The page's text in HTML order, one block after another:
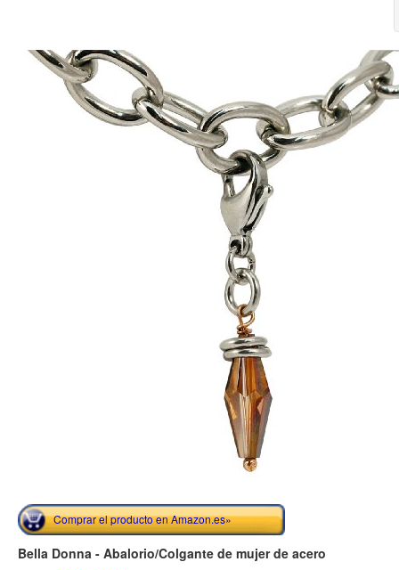
Comprar el producto en Amazon.es»
Bella Donna - Abalorio/Colgante de mujer de acero